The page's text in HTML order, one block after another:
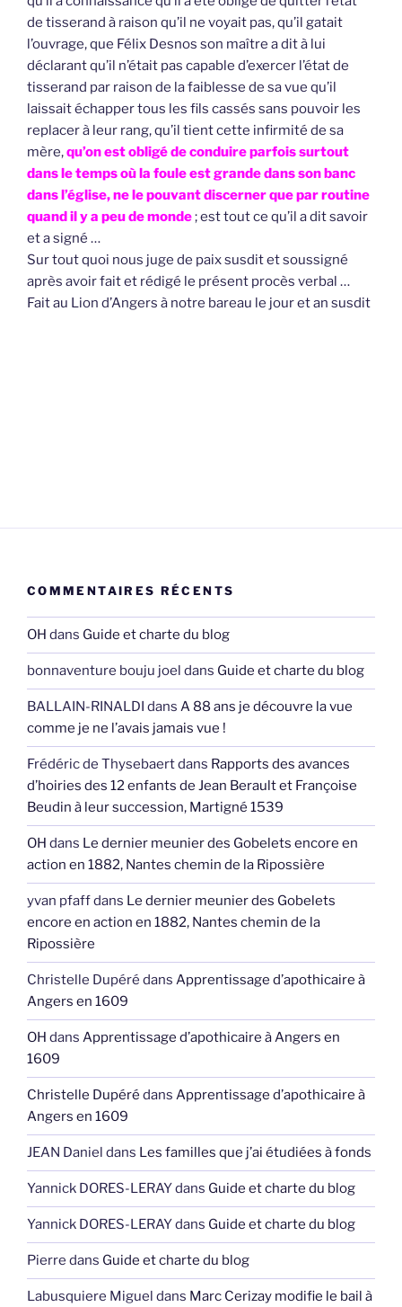
de tisserand à raison qu’il ne voyait pas, qu’il gatait
l’ouvrage, que Félix Desnos son maître a dit à lui
déclarant qu’il n’était pas capable d’exercer l’état de
tisserand par raison de la faiblesse de sa vue qu’il
laissait échapper tous les fils cassés sans pouvoir les
replacer à leur rang, qu’il tient cette infirmité de sa
mère,qu’on est obligé de conduire parfois surtout
dans le temps où la foule est grande dans son banc
dans l’église, ne le pouvant discerner que par routine
quand il y a peu de monde; est tout ce qu’il a dit savoir
et a signé …
Sur tout quoi nous juge de paix susdit et soussigné
après avoir fait et rédigé le présent procès verbal …
Fait au Lion d’Angers à notre bareau le jour et an susdit
COMMENTAIRES RÉCENTS
OH dans Guide et charte du blog
bonnaventure bouju joel dans Guide et charte du blog
BALLAIN-RINALDI dans A 88 ans je découvre la vue
comme je ne l’avais jamais vue !
Frédéric de Thysebaertdans Rapports des avances
d’hoiries des 12 enfants de Jean Berault et Françoise
Beudin à leur succession, Martigné 1539
OH dans Le dernier meunier des Gobelets encore en
action en 1882, Nantes chemin de la Ripossière
yvan pfaffdans Le dernier meunier des Gobelets
encore en action en 1882, Nantes chemin de la
Ripossière
Christelle Dupéré dans Apprentissage d’apothicaire à
Angers en 1609
OH dans Apprentissage d’apothicaire à Angers en
1609
Christelle Dupéré dans Apprentissage d’apothicaire à
Angers en 1609
JEAN Daniel dans Les familles que j’ai étudiées à fonds
Yannick DORES-LERAYdans Guide et charte du blog
Yannick DORES-LERAYdans Guide et charte du blog
Pierre dans Guide et charte du blog
Labusquiere Miguel dans Marc Cerizay modifie le bail à